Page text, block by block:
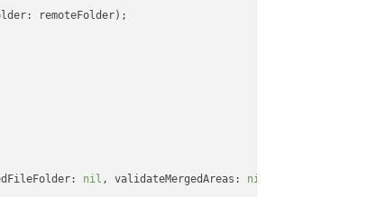
nil , validateMergedAreas: nil